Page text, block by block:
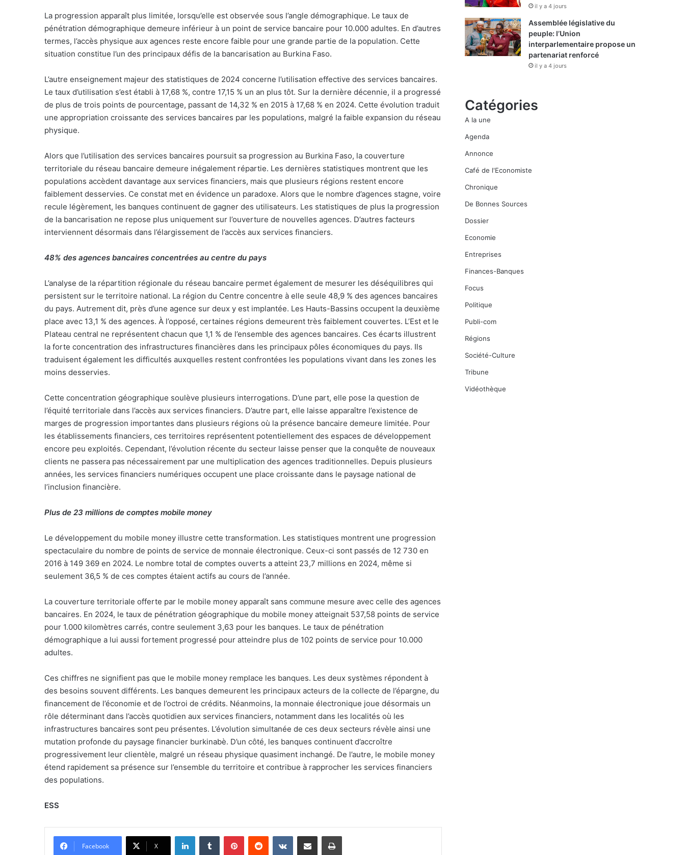
La progression apparaît plus limitée, lorsqu’elle est observée sous l’angle démographique. Le taux de
pénétration démographique demeure inférieur à un point de service bancaire pour 10.000 adultes. En d’autres
termes, l’accès physique aux agences reste encore faible pour une grande partie de la population. Cette
situation constitue l’un des principaux défis de la bancarisation au Burkina Faso.
L’autre enseignement majeur des statistiques de 2024 concerne l’utilisation effective des services bancaires.
Le taux d’utilisation s’est établi à 17,68 %, contre 17,15 % un an plus tôt. Sur la dernière décennie, il a progressé
de plus de trois points de pourcentage, passant de 14,32 % en 2015 à 17,68 % en 2024. Cette évolution traduit
une appropriation croissante des services bancaires par les populations, malgré la faible expansion du réseau
physique.
Alors que l’utilisation des services bancaires poursuit sa progression au Burkina Faso, la couverture
territoriale du réseau bancaire demeure inégalement répartie. Les dernières statistiques montrent que les
populations accèdent davantage aux services financiers, mais que plusieurs régions restent encore
faiblement desservies. Ce constat met en évidence un paradoxe. Alors que le nombre d’agences stagne, voire
recule légèrement, les banques continuent de gagner des utilisateurs. Les statistiques de plus la progression
de la bancarisation ne repose plus uniquement sur l’ouverture de nouvelles agences. D’autres facteurs
interviennent désormais dans l’élargissement de l’accès aux services financiers.
48% des agences bancaires concentrées au centre du pays
L’analyse de la répartition régionale du réseau bancaire permet également de mesurer les déséquilibres qui
persistent sur le territoire national. La région du Centre concentre à elle seule 48,9 % des agences bancaires
du pays. Autrement dit, près d’une agence sur deux y est implantée. Les Hauts-Bassins occupent la deuxième
place avec 13,1 % des agences. À l’opposé, certaines régions demeurent très faiblement couvertes. L’Est et le
Plateau central ne représentent chacun que 1,1 % de l’ensemble des agences bancaires. Ces écarts illustrent
la forte concentration des infrastructures financières dans les principaux pôles économiques du pays. Ils
traduisent également les difficultés auxquelles restent confrontées les populations vivant dans les zones les
moins desservies.
Cette concentration géographique soulève plusieurs interrogations. D’une part, elle pose la question de
l’équité territoriale dans l’accès aux services financiers. D’autre part, elle laisse apparaître l’existence de
marges de progression importantes dans plusieurs régions où la présence bancaire demeure limitée. Pour
les établissements financiers, ces territoires représentent potentiellement des espaces de développement
encore peu exploités. Cependant, l’évolution récente du secteur laisse penser que la conquête de nouveaux
clients ne passera pas nécessairement par une multiplication des agences traditionnelles. Depuis plusieurs
années, les services financiers numériques occupent une place croissante dans le paysage national de
l’inclusion financière.
Plus de 23 millions de comptes mobile money
Le développement du mobile money illustre cette transformation. Les statistiques montrent une progression
spectaculaire du nombre de points de service de monnaie électronique. Ceux-ci sont passés de 12 730 en
2016 à 149 369 en 2024. Le nombre total de comptes ouverts a atteint 23,7 millions en 2024, même si
seulement 36,5 % de ces comptes étaient actifs au cours de l’année.
La couverture territoriale offerte par le mobile money apparaît sans commune mesure avec celle des agences
bancaires. En 2024, le taux de pénétration géographique du mobile money atteignait 537,58 points de service
pour 1.000 kilomètres carrés, contre seulement 3,63 pour les banques. Le taux de pénétration
démographique a lui aussi fortement progressé pour atteindre plus de 102 points de service pour 10.000
adultes.
Ces chiffres ne signifient pas que le mobile money remplace les banques. Les deux systèmes répondent à
des besoins souvent différents. Les banques demeurent les principaux acteurs de la collecte de l’épargne, du
financement de l’économie et de l’octroi de crédits. Néanmoins, la monnaie électronique joue désormais un
rôle déterminant dans l’accès quotidien aux services financiers, notamment dans les localités où les
infrastructures bancaires sont peu présentes. L’évolution simultanée de ces deux secteurs révèle ainsi une
mutation profonde du paysage financier burkinabè. D’un côté, les banques continuent d’accroître
progressivement leur clientèle, malgré un réseau physique quasiment inchangé. De l’autre, le mobile money
étend rapidement sa présence sur l’ensemble du territoire et contribue à rapprocher les services financiers
des populations.
ESS
Facebook X
il y a 4 jours
Assemblée législative du
peuple: l’Union
interparlementaire propose un
partenariat renforcé
il y a 4 jours
Catégories
A la une
Agenda
Annonce
Café de l'Economiste
Chronique
De Bonnes Sources
Dossier
Economie
Entreprises
Finances-Banques
Focus
Politique
Publi-com
Régions
Société-Culture
Tribune
Vidéothèque